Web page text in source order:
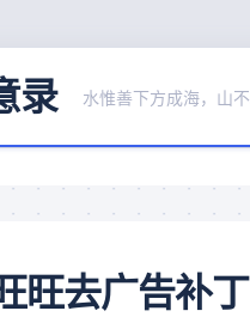
录 水惟善下方成海，山
旺去广告补